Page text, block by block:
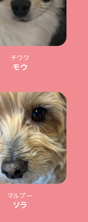
チワワ
モウ
マルプー
ソラ